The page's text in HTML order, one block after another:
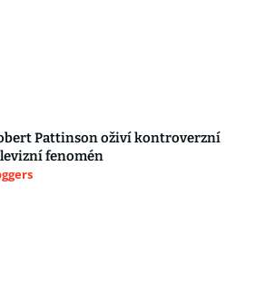
Pattinson oživí kontroverzní
fenomén